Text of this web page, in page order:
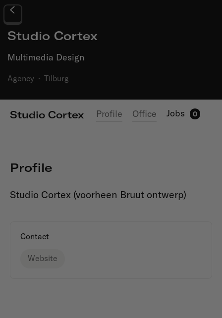
Studio Cortex
Multimedia Design
Agency · Tilburg
Studio Cortex Profile Office Jobs 0
Profile
Studio Cortex (voorheen Bruut ontwerp)
Contact
Website